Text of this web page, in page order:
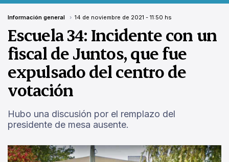
Información general 14 de noviembre de 2021 - 11:50 hs
Escuela 34: Incidente con un
fiscal de Juntos, que fue
expulsado del centro de
votación
Hubo una discusión por el remplazo del
presidente de mesa ausente.